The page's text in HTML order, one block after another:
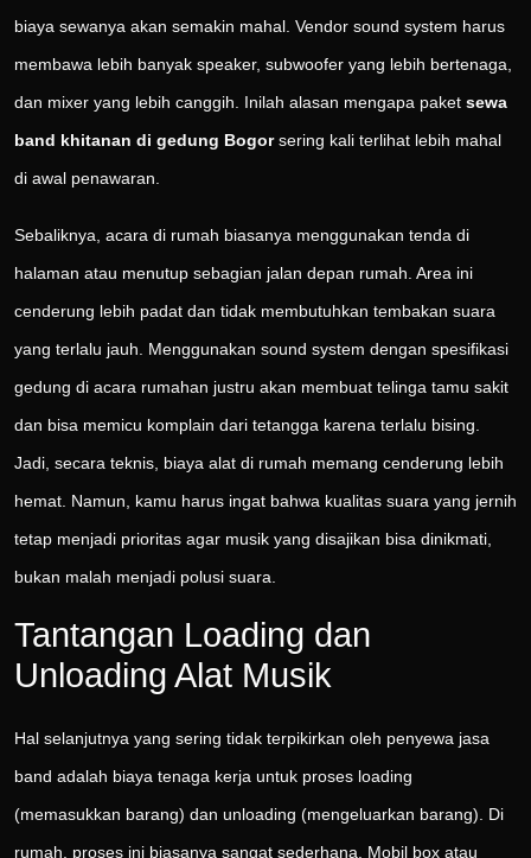
biaya sewanya akan semakin mahal. Vendor sound system harus
membawa lebih banyak speaker, subwoofer yang lebih bertenaga,
dan mixer yang lebih canggih. Inilah alasan mengapa paket sewa
band khitanan di gedung Bogorsering kali terlihat lebih mahal
di awal penawaran.
Sebaliknya, acara di rumah biasanya menggunakan tenda di
halaman atau menutup sebagian jalan depan rumah. Area ini
cenderung lebih padat dan tidak membutuhkan tembakan suara
yang terlalu jauh. Menggunakan sound system dengan spesifikasi
gedung di acara rumahan justru akan membuat telinga tamu sakit
dan bisa memicu komplain dari tetangga karena terlalu bising.
Jadi, secara teknis, biaya alat di rumah memang cenderung lebih
hemat. Namun, kamu harus ingat bahwa kualitas suara yang jernih
tetap menjadi prioritas agar musik yang disajikan bisa dinikmati,
bukan malah menjadi polusi suara.
Tantangan Loading dan
Unloading Alat Musik
Hal selanjutnya yang sering tidak terpikirkan oleh penyewa jasa
band adalah biaya tenaga kerja untuk proses loading
(memasukkan barang) dan unloading (mengeluarkan barang). Di
rumah, proses ini biasanya sangat sederhana. Mobil box atau